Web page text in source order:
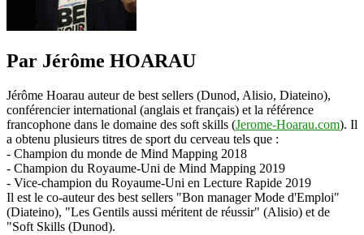
Par Jérôme HOARAU
Jérôme Hoarau auteur de best sellers (Dunod, Alisio, Diateino),
conférencier international (anglais et français) et la référence
francophone dans le domaine des soft skills (Jerome-Hoarau.com). Il
a obtenu plusieurs titres de sport du cerveau tels que :
- Champion du monde de Mind Mapping 2018
- Champion du Royaume-Uni de Mind Mapping 2019
- Vice-champion du Royaume-Uni en Lecture Rapide 2019
Il est le co-auteur des best sellers "Bon manager Mode d'Emploi"
(Diateino), "Les Gentils aussi méritent de réussir" (Alisio) et de
"Soft Skills (Dunod).